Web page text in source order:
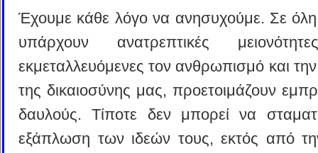
Έχουμε κάθε λόγο να ανησυχούμε. Σε
υπάρχουν ανατρεπτικές
εκμεταλλευόμενες τον ανθρωπισμό και
της δικαιοσύνης μας, προετοιμάζουν
δαυλούς. Τίποτε δεν μπορεί να
εξάπλωση των ιδεών τους, εκτός από